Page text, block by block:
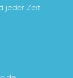
jeder Zeit